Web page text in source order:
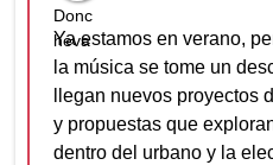
Ya estamos en verano,
la música se tome un
llegan nuevos proyectos
y propuestas que
dentro del urbano y la